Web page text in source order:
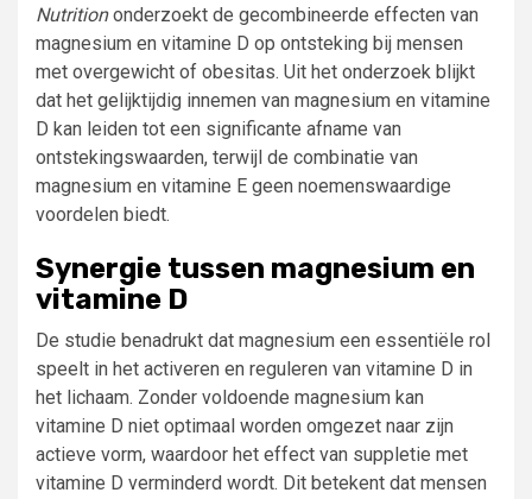
Nutritiononderzoekt de gecombineerde effecten van
magnesium en vitamine D op ontsteking bij mensen
met overgewicht of obesitas. Uit het onderzoek blijkt
dat het gelijktijdig innemen van magnesium en vitamine
D kan leiden tot een significante afname van
ontstekingswaarden, terwijl de combinatie van
magnesium en vitamine E geen noemenswaardige
voordelen biedt.
Synergie tussen magnesium en
vitamine D
De studie benadrukt dat magnesium een essentiële rol
speelt in het activeren en reguleren van vitamine D in
het lichaam. Zonder voldoende magnesium kan
vitamine D niet optimaal worden omgezet naar zijn
actieve vorm, waardoor het effect van suppletie met
vitamine D verminderd wordt. Dit betekent dat mensen